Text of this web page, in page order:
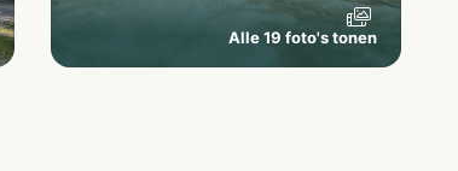
Alle 19 foto's tonen